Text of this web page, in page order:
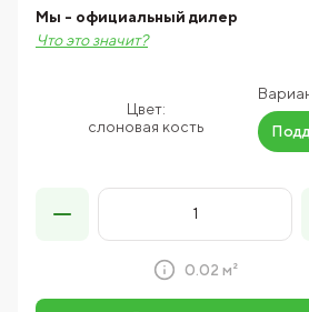
Цвет:
слоновая кость
Мы - официальный дилер
Что это значит?
0.02 м²